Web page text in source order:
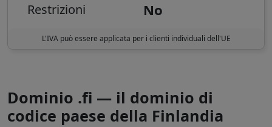
Restrizioni No
L'IVA può essere applicata per i clienti individuali dell'UE
Dominio .fi — il dominio di
codice paese della Finlandia